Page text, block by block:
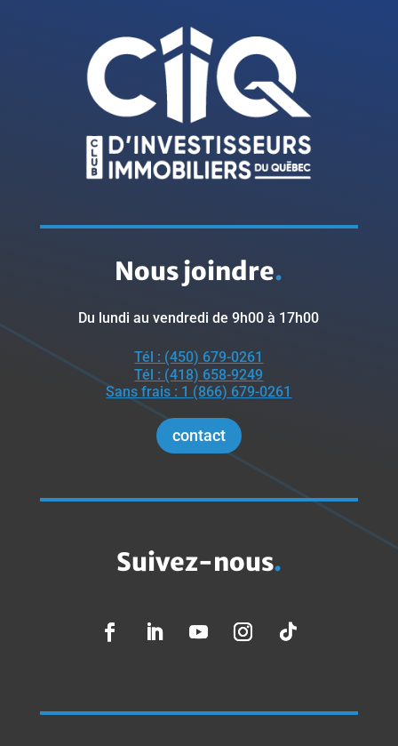
Nous joindre.
Du lundi au vendredi de 9h00 à 17h00
Tél : (450) 679-0261
Tél : (418) 658-9249
Sans frais : 1 (866) 679-0261
contact
Suivez-nous.